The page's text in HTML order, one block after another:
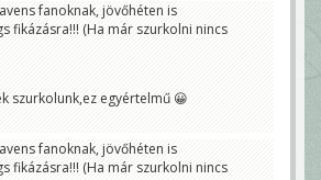
fanoknak, jövőhéten is
fikázásra!!! (Ha már szurkolni nincs
szurkolunk,ez egyértelmű 😀
fanoknak, jövőhéten is
fikázásra!!! (Ha már szurkolni nincs